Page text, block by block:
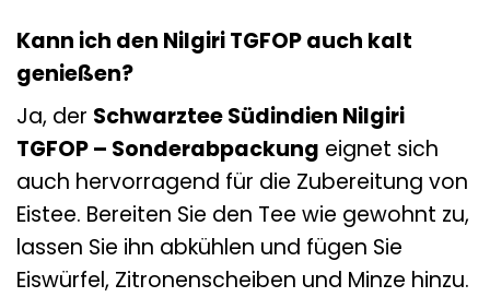
Kann ich den Nilgiri TGFOP auch kalt
genießen?
Ja, der Schwarztee Südindien Nilgiri
TGFOP – Sonderabpackung eignet sich
auch hervorragend für die Zubereitung von
Eistee. Bereiten Sie den Tee wie gewohnt zu,
lassen Sie ihn abkühlen und fügen Sie
Eiswürfel, Zitronenscheiben und Minze hinzu.